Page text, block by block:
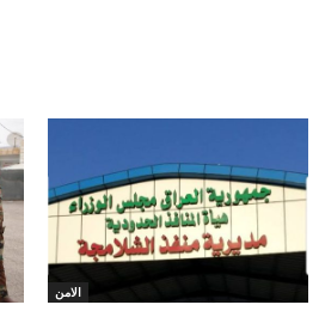
الامن